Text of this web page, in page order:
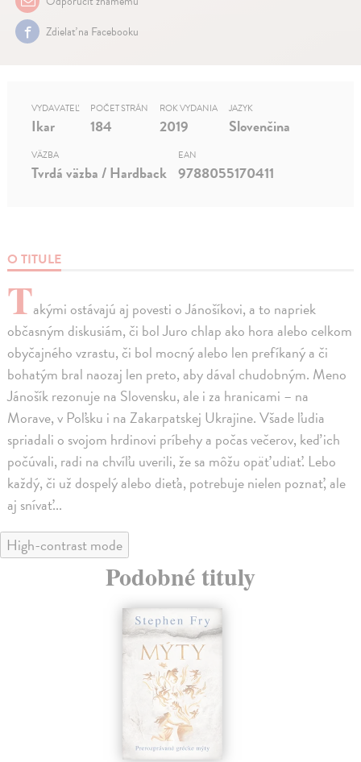
Zdielať na Facebooku
O TITULE
Takými ostávajú aj povesti o Jánošíkovi, a to napriek
občasným diskusiám, či bol Juro chlap ako hora alebo celkom
obyčajného vzrastu, či bol mocný alebo len prefíkaný a či
bohatým bral naozaj len preto, aby dával chudobným. Meno
Jánošík rezonuje na Slovensku, ale i za hranicami – na
Morave, v Poľsku i na Zakarpatskej Ukrajine. Všade ľudia
spriadali o svojom hrdinovi príbehy a počas večerov, keď ich
počúvali, radi na chvíľu uverili, že sa môžu opäť udiať. Lebo
každý, či už dospelý alebo dieťa, potrebuje nielen poznať, ale
aj snívať...
VYDAVATEĽ
Ikar
POČET STRÁN
184
ROK VYDANIA
2019
JAZYK
Slovenčina
VÄZBA
Tvrdá väzba / Hardback
EAN
9788055170411
High-contrast mode
Podobné tituly